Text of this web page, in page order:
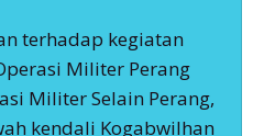
terhadap kegiatan
Militer Perang
Militer Selain Perang,
kendali Kogabwilhan